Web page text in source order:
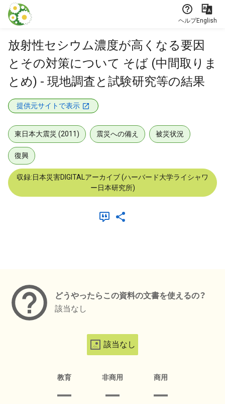
本文に飛ぶ
ヘルプEnglish
放射性セシウム濃度が高くなる要因
とその対策について そば (中間取りま
とめ) - 現地調査と試験研究等の結果
提供元サイトで表示
東日本大震災 (2011) 震災への備え 被災状況
復興
収録:日本災害DIGITALアーカイブ (ハーバード大学ライシャワ
ー日本研究所)
どうやったらこの資料の文書を使えるの？
該当なし
該当なし
教育 非商用 商用